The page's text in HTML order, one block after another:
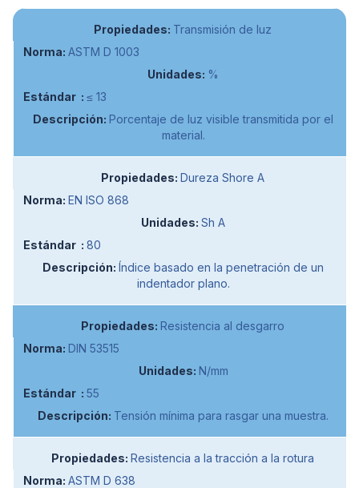
Transmisión de luz
ASTM D 1003
%
≤ 13
Porcentaje de luz visible transmitida por el
material.
Dureza Shore A
EN ISO 868
Sh A
80
Índice basado en la penetración de un
indentador plano.
Resistencia al desgarro
DIN 53515
N/mm
55
Tensión mínima para rasgar una muestra.
Resistencia a la tracción a la rotura
ASTM D 638